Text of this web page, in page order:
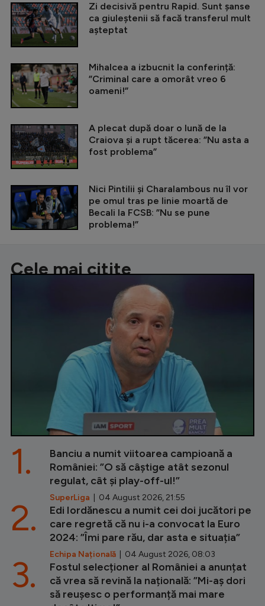
Zi decisivă pentru Rapid. Sunt șanse
ca giuleștenii să facă transferul mult
așteptat
Mihalcea a izbucnit la conferință:
”Criminal care a omorât vreo 6
oameni!”
A plecat după doar o lună de la
Craiova și a rupt tăcerea: ”Nu asta a
fost problema”
Nici Pintilii și Charalambous nu îl vor
pe omul tras pe linie moartă de
Becali la FCSB: ”Nu se pune
problema!”
Cele mai citite
Banciu a numit viitoarea campioană a
României: ”O să câștige atât sezonul
regulat, cât și play-off-ul!”
SuperLiga | 04 August 2026, 21:55
1.
Edi Iordănescu a numit cei doi jucători pe
care regretă că nu i-a convocat la Euro
2024: ”Îmi pare rău, dar asta e situația”
Echipa Națională | 04 August 2026, 08:03
2.
Fostul selecționer al României a anunțat
că vrea să revină la națională: ”Mi-aș dori
să reușesc o performanță mai mare
3.